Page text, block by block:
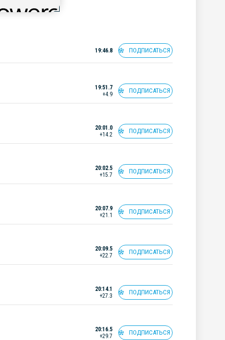
19:46.8 ПОДПИСАТЬСЯ
19:51.7
+4.9
ПОДПИСАТЬСЯ
20:01.0
+14.2
ПОДПИСАТЬСЯ
20:02.5
+15.7
ПОДПИСАТЬСЯ
20:07.9
+21.1
ПОДПИСАТЬСЯ
20:09.5
+22.7
ПОДПИСАТЬСЯ
20:14.1
+27.3
ПОДПИСАТЬСЯ
20:16.5
+29.7
ПОДПИСАТЬСЯ